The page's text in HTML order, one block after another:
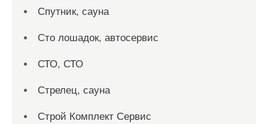
Спутник, сауна
Сто лошадок, автосервис
СТО, СТО
Стрелец, сауна
Строй Комплект Сервис